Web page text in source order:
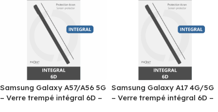
Samsung Galaxy A57/A56 5G
– Verre trempé intégral 6D –
Samsung Galaxy A17 4G/5G
– Verre trempé intégral 6D –